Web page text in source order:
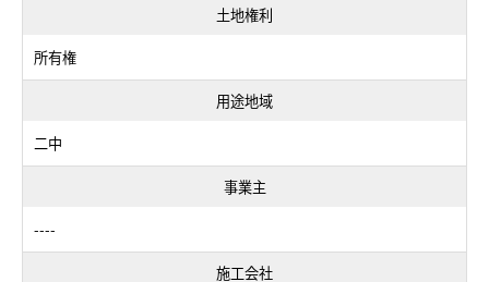
土地権利
所有権
用途地域
二中
事業主
----
施工会社